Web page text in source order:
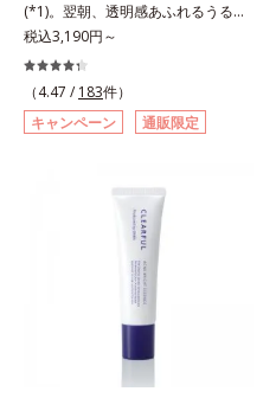
ス配合＝角層のすみずみまで水分・
油分を保ち、ハリ・ツヤを与える保
湿成分*10 気持ちのこと
有効成分「トラネキサム酸」を配合
しました。さらに、シリーズ共通の
美容成分「GLルートブースター
(*11)」を配合することで、肌のふ
っくら感や透明感を叶えます。美白
ケアしながら多角的なエイジングケ
上向き(*12)のハリと透明感を。効
果的なシナジー設計で、あなたのエ
イジングケアを応援します。*1 メ
ラニンの生成を抑え、シミ・ソバカ
スを防ぐ（ウォッシュを除く）*2
オルビス内スキンケアシリーズの保
と*4 剥がれずに肌に蓄積した古い
角層*5 乾燥による*6 洗浄によ
(*1)。翌朝、透明感あふれるうるぷ
る肌を叶える、お守り涼感ジェルパ
ック。紫外線を浴びた日の夜は、ひ
んやり気持ちいいジェルでお肌をレ
スキュー！ メラニンの産生指令が
活発になる夜の肌環境に着目して、
(*2)ツヤ肌”へと整える夜用ジェルパ
ックです。ぷるぷるジェルを肌にの
せると、シートマスクのようにピタ
ッと密着。水ハリ膜が肌のうるおい
をキープしながら、やわらかさをア
ップ。美白(*1)と保湿の両方にアプ
SG(*3)」、肌荒れや日焼けによる肌
のほてりを予防する「グリチルリチ
税込3,190円～
（4.47 / 183件）
キャンペーン
通販限定